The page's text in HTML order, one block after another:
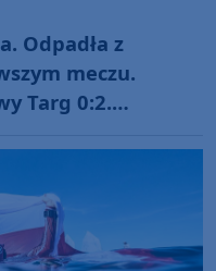
Odpadła z
meczu.
Targ 0:2.